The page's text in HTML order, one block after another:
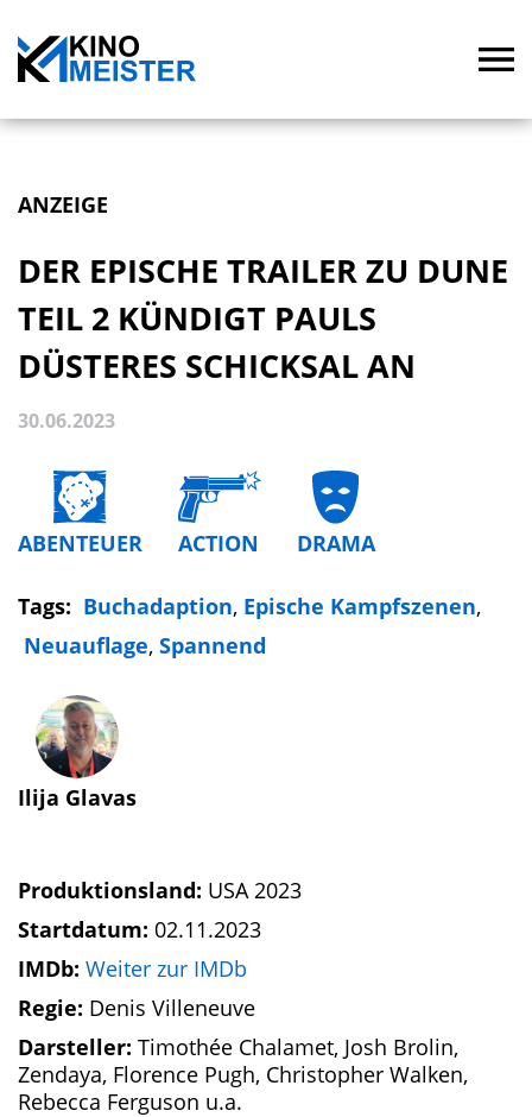
ANZEIGE
DER EPISCHE TRAILER ZU DUNE
TEIL 2 KÜNDIGT PAULS
DÜSTERES SCHICKSAL AN
30.06.2023
ABENTEUER ACTION DRAMA
Tags: Buchadaption, Epische Kampfszenen,
Neuauflage, Spannend
Ilija Glavas
Produktionsland: USA 2023
Startdatum: 02.11.2023
IMDb: Weiter zur IMDb
Regie: Denis Villeneuve
Darsteller: Timothée Chalamet, Josh Brolin,
Zendaya, Florence Pugh, Christopher Walken,
Rebecca Ferguson u.a.